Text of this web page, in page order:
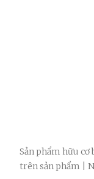
Sản phẩm hữu
trên sản phẩm |